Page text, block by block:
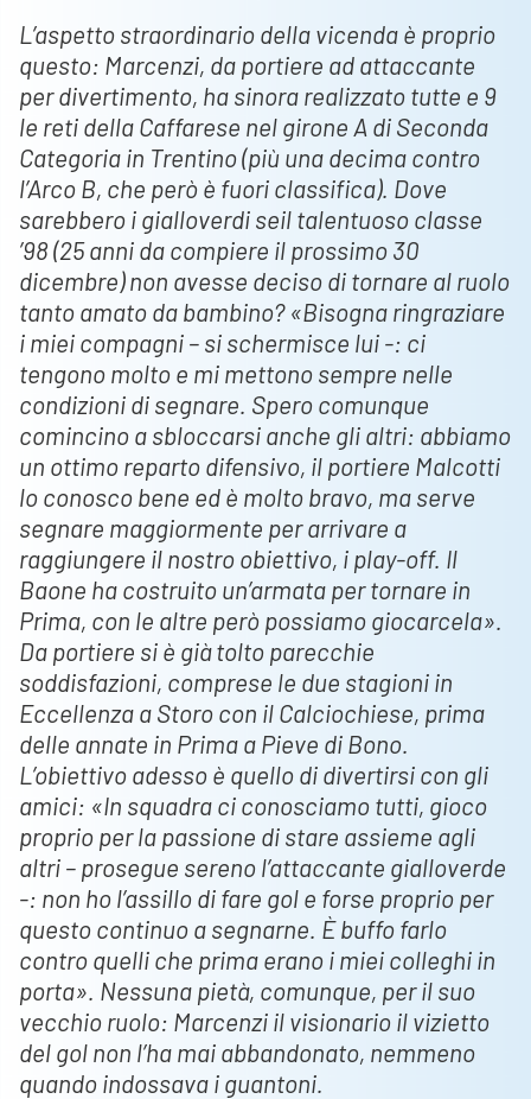
L’aspetto straordinario della vicenda è proprio
questo: Marcenzi, da portiere ad attaccante
per divertimento, ha sinora realizzato tutte e 9
le reti della Caffarese nel girone A di Seconda
Categoria in Trentino (più una decima contro
l’Arco B, che però è fuori classifica). Dove
sarebbero i gialloverdi seil talentuoso classe
’98 (25 anni da compiere il prossimo 30
dicembre) non avesse deciso di tornare al ruolo
tanto amato da bambino? «Bisogna ringraziare
i miei compagni – si schermisce lui -: ci
tengono molto e mi mettono sempre nelle
condizioni di segnare. Spero comunque
comincino a sbloccarsi anche gli altri: abbiamo
un ottimo reparto difensivo, il portiere Malcotti
lo conosco bene ed è molto bravo, ma serve
segnare maggiormente per arrivare a
raggiungere il nostro obiettivo, i play-off. Il
Baone ha costruito un’armata per tornare in
Prima, con le altre però possiamo giocarcela».
Da portiere si è già tolto parecchie
soddisfazioni, comprese le due stagioni in
Eccellenza a Storo con il Calciochiese, prima
delle annate in Prima a Pieve di Bono.
L’obiettivo adesso è quello di divertirsi con gli
amici: «In squadra ci conosciamo tutti, gioco
proprio per la passione di stare assieme agli
altri – prosegue sereno l’attaccante gialloverde
-: non ho l’assillo di fare gol e forse proprio per
questo continuo a segnarne. È buffo farlo
contro quelli che prima erano i miei colleghi in
porta». Nessuna pietà, comunque, per il suo
vecchio ruolo: Marcenzi il visionario il vizietto
del gol non l’ha mai abbandonato, nemmeno
quando indossava i guantoni.